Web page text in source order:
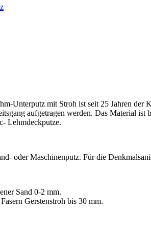
Unterputz mit Stroh ist seit 25 Jahren
aufgetragen werden. Das Material
Lehmdeckputze.
oder Maschinenputz. Für die
Sand 0-2 mm.
Gerstenstroh bis 30 mm.